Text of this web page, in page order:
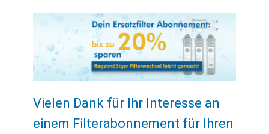
HINZUFÜGEN
Vielen Dank für Ihr Interesse an
einem Filterabonnement für Ihren